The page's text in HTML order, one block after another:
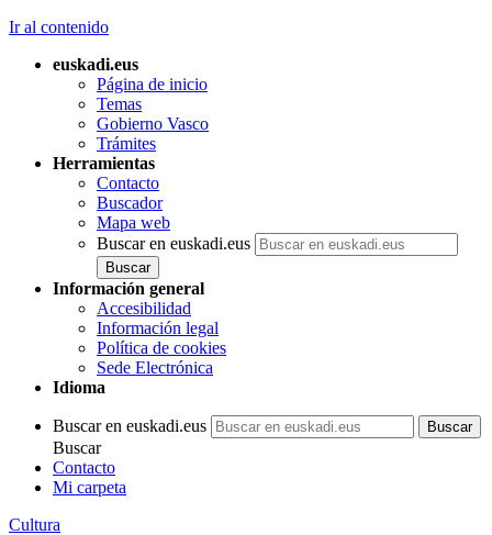
Ir al contenido
euskadi.eus
Página de inicio
Temas
Gobierno Vasco
Trámites
Herramientas
Contacto
Buscador
Mapa web
Buscar en euskadi.eus
Información general
Accesibilidad
Información legal
Política de cookies
Sede Electrónica
Idioma
Buscar en euskadi.eus
Buscar
Contacto
Mi carpeta
Cultura